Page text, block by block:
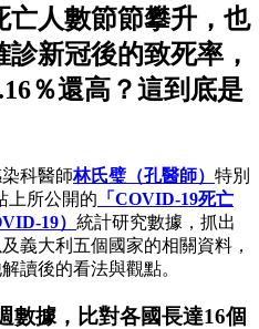
亡人數節節攀升，也
新冠後的致死率，
％還高？這到底是
科醫師林氏璧（孔醫師） 特別
上所公開的 「COVID-19死亡
19） 統計研究數據，抓出
義大利五個國家的相關資料，
讀後的看法與觀點。
數據，比對各國長達16個